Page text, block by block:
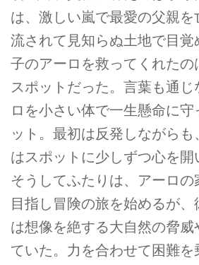
は、激しい嵐で最愛の父親を
流されて見知らぬ土地で目覚
子のアーロを救ってくれたの
スポットだった。言葉も通
ロを小さい体で一生懸命に
ット。最初は反発しながらも
はスポットに少しずつ心を開
そうしてふたりは、アーロの
目指し冒険の旅を始めるが、
は想像を絶する大自然の脅威
ていた。力を合わせて困難を